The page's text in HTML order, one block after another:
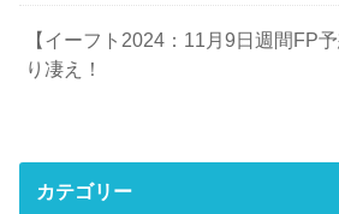
【イーフト2024：11月9日週間FP
り凄え！
カテゴリー